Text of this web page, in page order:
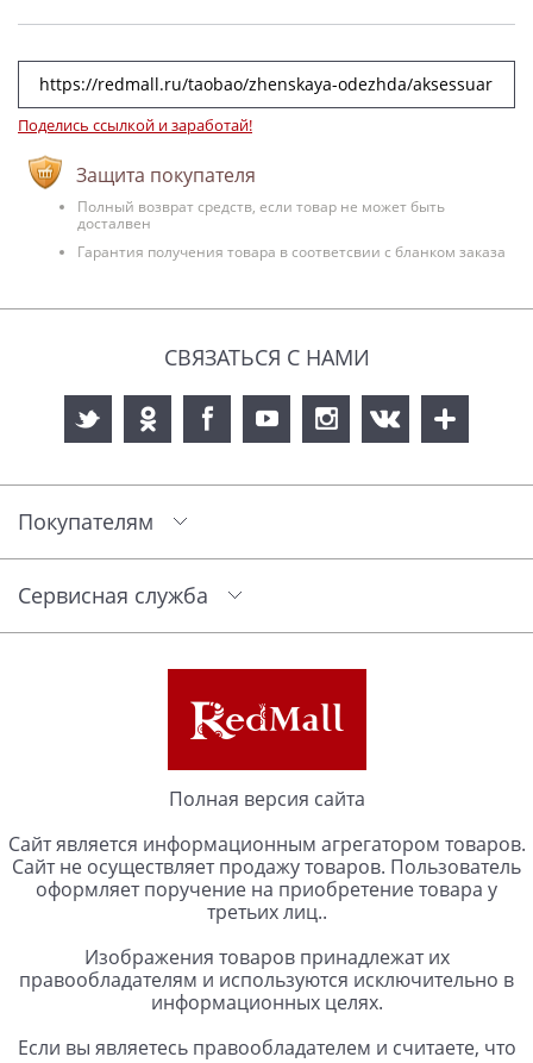
Поделись ссылкой и заработай!
Защита покупателя
Полный возврат средств, если товар не может быть
досталвен
Гарантия получения товара в соответсвии с бланком заказа
СВЯЗАТЬСЯ С НАМИ
Покупателям
Сервисная служба
Полная версия сайта
Сайт является информационным агрегатором товаров.
Сайт не осуществляет продажу товаров. Пользователь
оформляет поручение на приобретение товара у
третьих лиц..
Изображения товаров принадлежат их
правообладателям и используются исключительно в
информационных целях.
Если вы являетесь правообладателем и считаете, что